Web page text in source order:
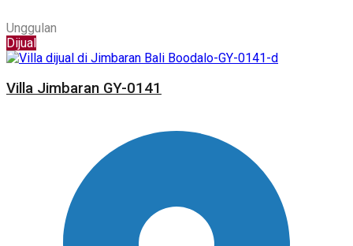
Unggulan
Dijual
Villa Jimbaran GY-0141